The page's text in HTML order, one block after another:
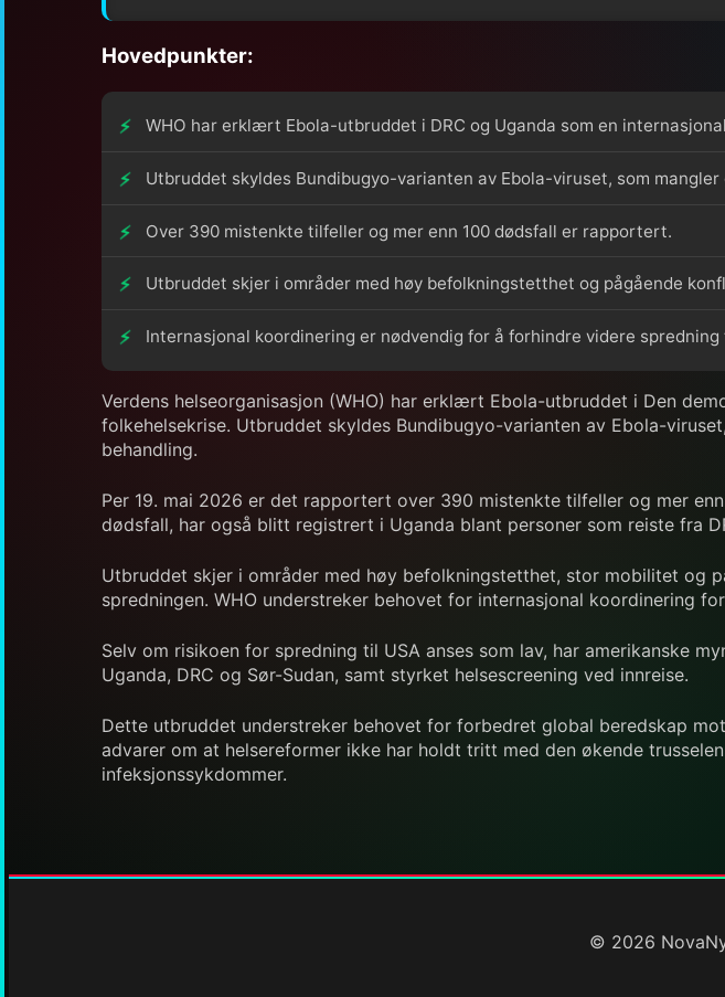
Hovedpunkter:
WHO har erklært Ebola-utbruddet i DRC og Uganda som en
Utbruddet skyldes Bundibugyo-varianten av Ebola-viruset, som
Over 390 mistenkte tilfeller og mer enn 100 dødsfall er rapportert.
Utbruddet skjer i områder med høy befolkningstetthet og pågående
Internasjonal koordinering er nødvendig for å forhindre videre spredning
Verdens helseorganisasjon (WHO) har erklært Ebola-utbruddet i Den
folkehelsekrise. Utbruddet skyldes Bundibugyo-varianten av Ebola-
behandling.
Per 19. mai 2026 er det rapportert over 390 mistenkte tilfeller og mer
dødsfall, har også blitt registrert i Uganda blant personer som reiste fra
Utbruddet skjer i områder med høy befolkningstetthet, stor mobilitet og
spredningen. WHO understreker behovet for internasjonal koordinering
Selv om risikoen for spredning til USA anses som lav, har amerikanske
Uganda, DRC og Sør-Sudan, samt styrket helsescreening ved innreise.
Dette utbruddet understreker behovet for forbedret global beredskap
advarer om at helsereformer ikke har holdt tritt med den økende
infeksjonssykdommer.
© 2026